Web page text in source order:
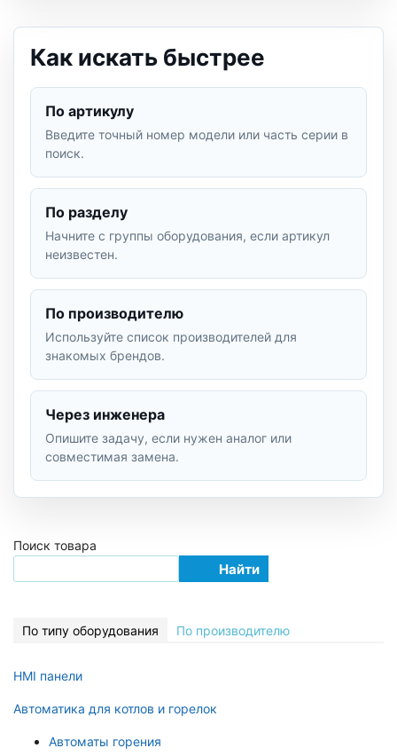
Как искать быстрее
По артикулу
Введите точный номер модели или часть серии в
поиск.
По разделу
Начните с группы оборудования, если артикул
неизвестен.
По производителю
Используйте список производителей для
знакомых брендов.
Через инженера
Опишите задачу, если нужен аналог или
совместимая замена.
Поиск товара
Найти
По типу оборудования По производителю
HMI панели
Автоматика для котлов и горелок
Автоматы горения